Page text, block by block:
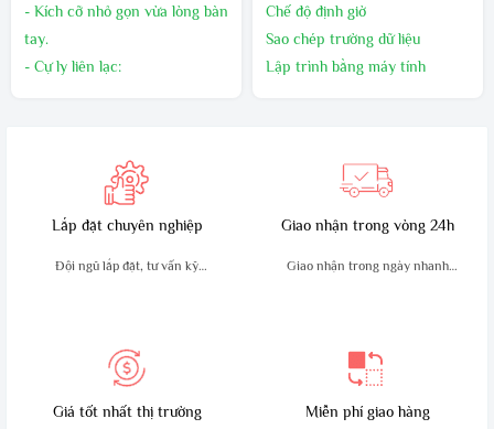
- Kích cỡ nhỏ gọn vừa lòng bàn
tay.
- Cự ly liên lạc:
+ Điều kiện lý tưởng 3
- Tính năng 38 CTCSS và 83
CDCSS
Chế độ định giờ
Sao chép trường dữ liệu
Lập trình bằng máy tính
Lắp đặt chuyên nghiệp
Đội ngũ lắp đặt, tư vấn kỹ
Giao nhận trong vòng 24h
Giao nhận trong ngày nhanh
Giá tốt nhất thị trường Miễn phí giao hàng